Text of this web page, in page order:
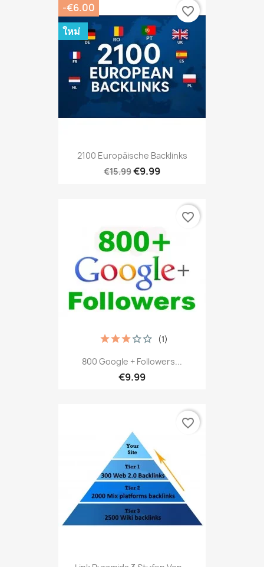
2100 Europäische Backlinks
€15.99€9.99
-€6.00
ใหม่
favorite_border
800 Google + Followers...
€9.99
(1)
favorite_border
favorite_border